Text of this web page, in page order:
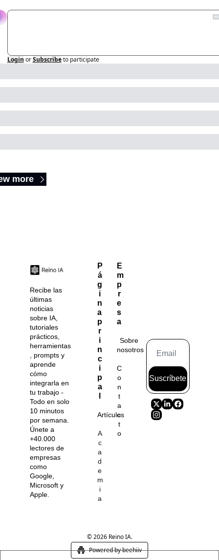
Login or Subscribe to participate
more
Recibe las
últimas
noticias
sobre IA,
tutoriales
prácticos,
herramientas
, prompts y
aprende
cómo
integrarla en
tu trabajo -
Todo en solo
10 minutos
por semana.
Únete a
+40.000
lectores de
empresas
como
Google,
Microsoft y
Apple.
P
á
g
i
n
a
p
r
i
n
c
i
p
a
Artículos
A
c
a
d
e
m
i
a
E
m
p
r
e
s
a
Sobre
nosotros
C
o
n
t
a
c
t
o
Suscríbete
© 2026 Reino IA.
Powered by beehiiv